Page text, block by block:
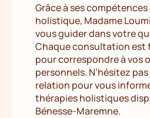
Grâce à ses
holistique, Madame
vous guider dans votre
Chaque consultation est
pour correspondre à vos
personnels. N’hésitez
relation pour vous
thérapies holistiques
Bénesse-Maremne.